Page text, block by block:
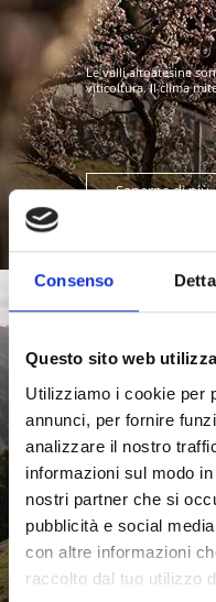
Consenso
Questo sito web
Utilizziamo i cookie per
annunci, per fornire
analizzare il nostro
informazioni sul modo
nostri partner che si
pubblicità e social
con altre informazioni
raccolto dal tuo utilizzo
Le valli altoatesine
viticoltura. Il clima
Saperne di più
ALPEGGI IN VAL
Latte, formaggio e
e i caseifici artigianali